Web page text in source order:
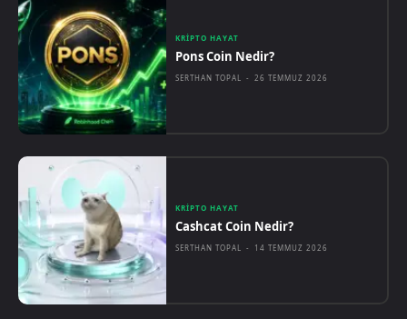
KRIPTO HAYAT
Pons Coin Nedir?
SERTHAN TOPAL - 26 TEMMUZ 2026
KRIPTO HAYAT
Cashcat Coin Nedir?
SERTHAN TOPAL - 14 TEMMUZ 2026